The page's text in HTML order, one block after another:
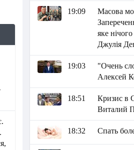
19:09
Масова
яке
Джулія
19:03
"Очень
Алексей
18:51
Кризис в
Виталий
18:32 Спать